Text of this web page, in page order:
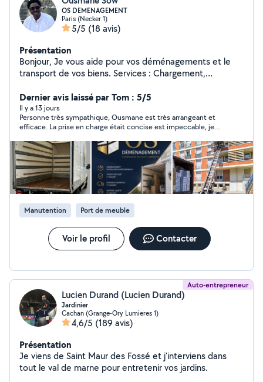
OS DEMENAGEMENT
Paris (Necker 1)
5/5 (18 avis)
Présentation
Bonjour, Je vous aide pour vos déménagements et le
transport de vos biens. Services : Chargement,
faire monter ou descendre des meubles et des objets
volumineux par l'extérieur d'un bâtiment. Atouts :
Efficace, soigneux et habitué aux charges lourdes.
Contactez-moi pour un déménagement en toute
sérénité ! Zéro 7.58.88.55.41
Dernier avis laissé par Tom : 5/5
Il y a 13 jours
Personne très sympathique, Ousmane est très arrangeant et
efficace. La prise en charge était concise est impeccable, je
Manutention Port de meuble
Voir le profil Contacter
Auto-entrepreneur
Lucien Durand (Lucien Durand)
Jardinier
Cachan (Grange-Ory Lumieres 1)
4,6/5 (189 avis)
Présentation
Je viens de Saint Maur des Fossé et j'interviens dans
tout le val de marne pour entretenir vos jardins.